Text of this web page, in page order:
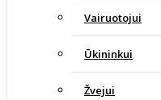
Vairuotojui
Ūkininkui
Žvejui